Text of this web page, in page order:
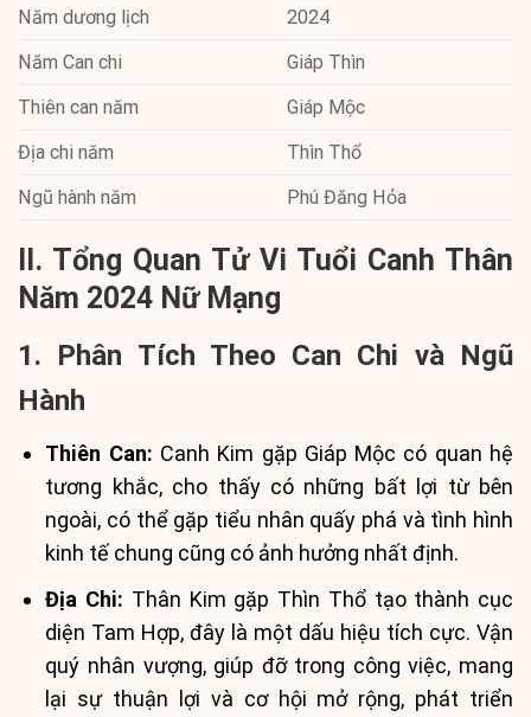
Năm dương lịch
2024
Năm Can chi
Giáp Thìn
Thiên can năm
Giáp Mộc
Địa chi năm
Thìn Thổ
Ngũ hành năm
Phú Đăng Hỏa
II. Tổng Quan Tử Vi Tuổi Canh Thân
Năm 2024 Nữ Mạng
1. Phân Tích Theo Can Chi và Ngũ
Hành
Thiên Can: Canh Kim gặp Giáp Mộc có quan hệ
tương khắc, cho thấy có những bất lợi từ bên
ngoài, có thể gặp tiểu nhân quấy phá và tình hình
kinh tế chung cũng có ảnh hưởng nhất định.
Địa Chi: Thân Kim gặp Thìn Thổ tạo thành cục
diện Tam Hợp, đây là một dấu hiệu tích cực. Vận
quý nhân vượng, giúp đỡ trong công việc, mang
lại sự thuận lợi và cơ hội mở rộng, phát triển